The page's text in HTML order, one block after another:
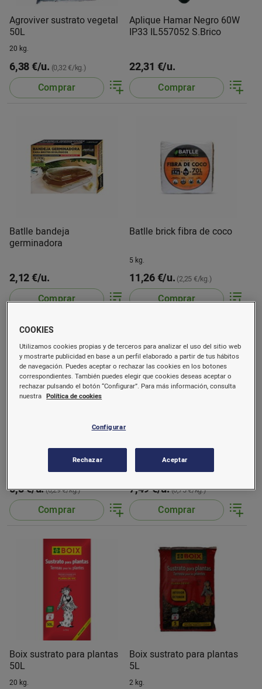
Agroviver sustrato vegetal
50L
20 kg.
6,38 €/u. (0,32 €/kg.)
Comprar
Aplique Hamar Negro 60W
IP33 IL557052 S.Brico
22,31 €/u.
Comprar
Batlle bandeja
germinadora
2,12 €/u.
Comprar
Batlle brick fibra de coco
5 kg.
11,26 €/u. (2,25 €/kg.)
Comprar
5,8 €/u.(0,29 €/kg.)
Comprar
60mm decoracion 50L
10 kg.
7,49 €/u.(0,75 €/kg.)
Comprar
Boix sustrato para plantas
50L
20 kg.
Boix sustrato para plantas
5L
2 kg.
COOKIES
Utilizamos cookies propias y de terceros para analizar el uso del sitio web
y mostrarte publicidad en base a un perfil elaborado a partir de tus hábitos
de navegación. Puedes aceptar o rechazar las cookies en los botones
correspondientes. También puedes elegir que cookies deseas aceptar o
rechazar pulsando el botón “Configurar”. Para más información, consulta
nuestra Política de cookies
Configurar
Rechazar Aceptar